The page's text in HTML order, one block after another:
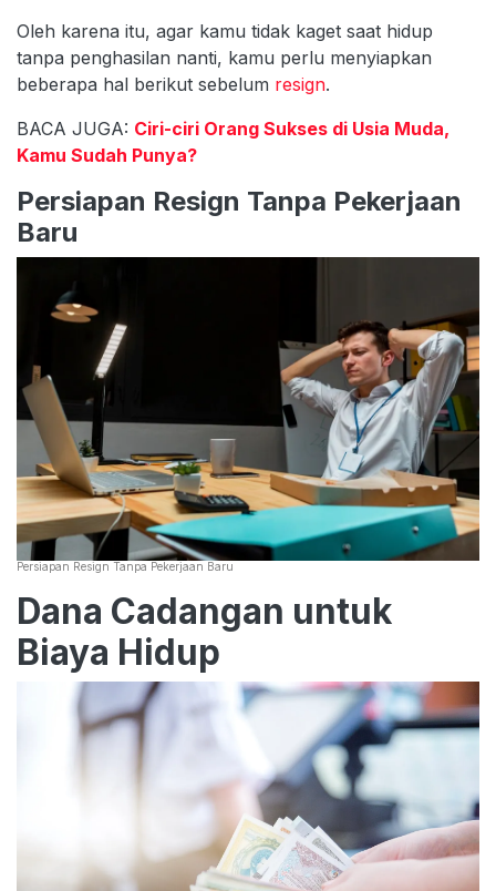
Oleh karena itu, agar kamu tidak kaget saat hidup
tanpa penghasilan nanti, kamu perlu menyiapkan
beberapa hal berikut sebelum resign.
BACA JUGA: Ciri-ciri Orang Sukses di Usia Muda,
Kamu Sudah Punya?
Persiapan Resign Tanpa Pekerjaan
Baru
Persiapan Resign Tanpa Pekerjaan Baru
Dana Cadangan untuk
Biaya Hidup